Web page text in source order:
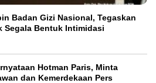
Badan Gizi Nasional, Tegaskan
Segala Bentuk Intimidasi
Hotman Paris, Minta
dan Kemerdekaan Pers